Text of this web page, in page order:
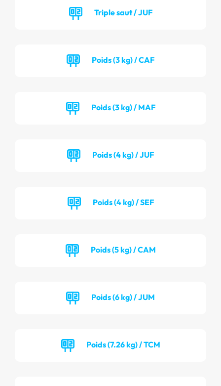
Triple saut / JUF
Poids (3 kg) / CAF
Poids (3 kg) / MAF
Poids (4 kg) / JUF
Poids (4 kg) / SEF
Poids (5 kg) / CAM
Poids (6 kg) / JUM
Poids (7.26 kg) / TCM